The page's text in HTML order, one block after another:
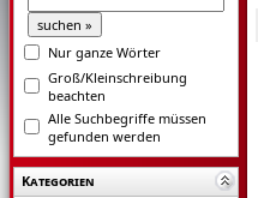
Nur ganze Wörter
Groß/Kleinschreibung
beachten
Alle Suchbegriffe müssen
gefunden werden
Kategorien